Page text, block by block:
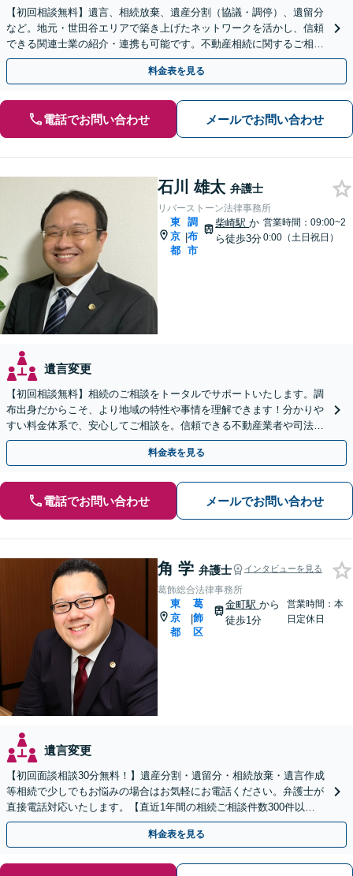
【初回相談無料】遺言、相続放棄、遺産分割（協議・調停）、遺留分
など。地元・世田谷エリアで築き上げたネットワークを活かし、信頼
できる関連士業の紹介・連携も可能です。不動産相続に関するご相談
もお任せください【千歳烏山駅2分】【出張相談対応】
料金表を見る
電話でお問い合わせ メールでお問い合わせ
石川 雄太 弁護士
リバーストーン法律事務所
東
京
都
|
調
布
市
柴崎駅か
ら徒歩3分
営業時間：09:00~2
0:00（土日祝日）
遺言変更
【初回相談無料】相続のご相談をトータルでサポートいたします。調
布出身だからこそ、より地域の特性や事情を理解できます！分かりや
すい料金体系で、安心してご相談を。信頼できる不動産業者や司法書
士、税理士などもご紹介可【出張相談可】【土日祝対応可】
料金表を見る
電話でお問い合わせ メールでお問い合わせ
角 学 弁護士 インタビューを見る
葛飾総合法律事務所
東
京
都
|
葛
飾
区
金町駅から
徒歩1分
営業時間：本
日定休日
遺言変更
【初回面談相談30分無料！】遺産分割・遺留分・相続放棄・遺言作成
等相続で少しでもお悩みの場合はお気軽にお電話ください。弁護士が
直接電話対応いたします。【直近1年間の相続ご相談件数300件以
上！】【相続の著書・セミナー多数】【弁護士複数所属】
料金表を見る